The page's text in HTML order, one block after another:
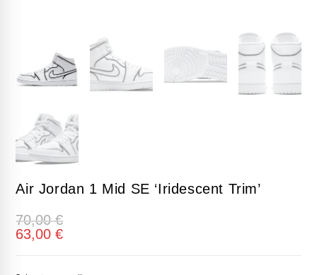
Air Jordan 1 Mid SE ‘Iridescent Trim’
70,00€
63,00€